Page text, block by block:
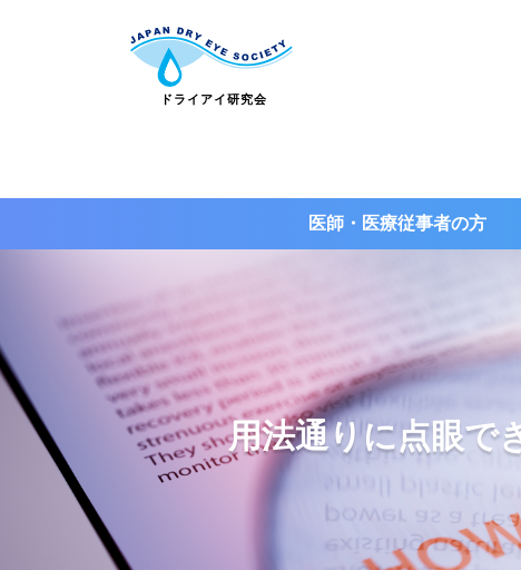
医師・医療従事者の方
用法通りに点眼で